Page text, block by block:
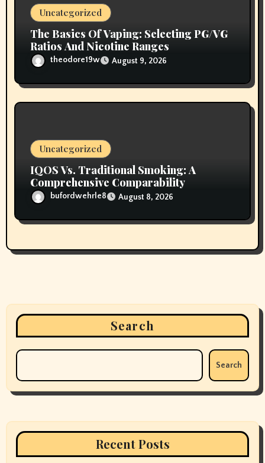
Uncategorized
The Basics Of Vaping: Selecting PG/VG
Ratios And Nicotine Ranges
theodore19w August 9, 2026
Uncategorized
IQOS Vs. Traditional Smoking: A
Comprehensive Comparability
bufordwehrle8 August 8, 2026
Search
Search
Recent Posts